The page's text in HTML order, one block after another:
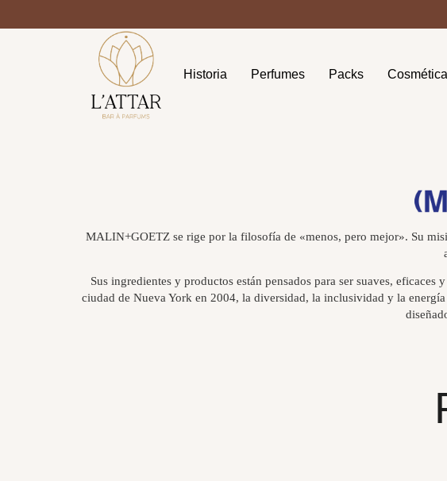
Historia Perfumes Packs Cosmética
MALIN+GOETZ se rige por la filosofía de «menos, pero mejor». Su
Sus ingredientes y productos están pensados para ser suaves,
ciudad de Nueva York en 2004, la diversidad, la inclusividad y la